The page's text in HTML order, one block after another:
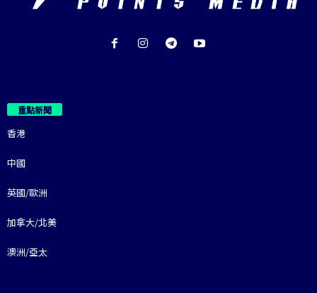
重點新聞
香港
中國
英國/歐洲
加拿大/北美
澳洲/亞太